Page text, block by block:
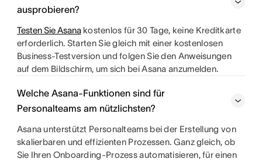
ausprobieren?
Testen Sie Asanakostenlos für 30 Tage, keine Kreditkarte
erforderlich. Starten Sie gleich mit einer kostenlosen
Business-Testversion und folgen Sie den Anweisungen
auf dem Bildschirm, um sich bei Asana anzumelden.
Welche Asana-Funktionen sind für
Personalteams am nützlichsten?
Asana unterstützt Personalteams bei der Erstellung von
skalierbaren und effizienten Prozessen. Ganz gleich, ob
Sie Ihren Onboarding-Prozess automatisieren, für einen